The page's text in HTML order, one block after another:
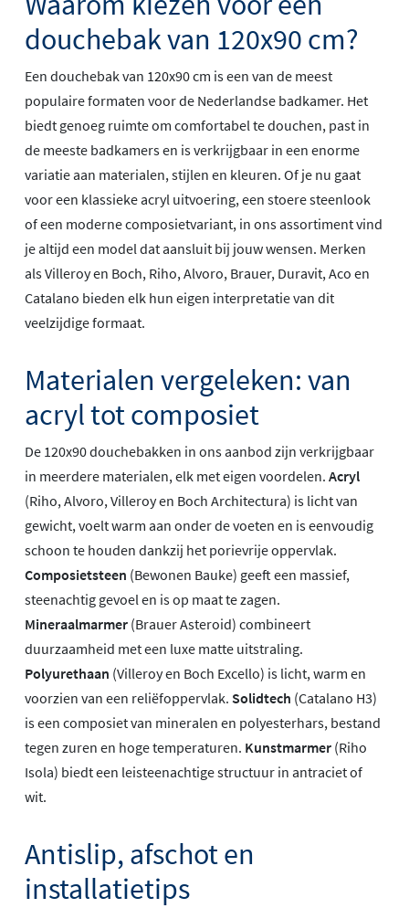
douchebak van 120x90 cm?
Een douchebak van 120x90 cm is een van de meest
populaire formaten voor de Nederlandse badkamer. Het
biedt genoeg ruimte om comfortabel te douchen, past in
de meeste badkamers en is verkrijgbaar in een enorme
variatie aan materialen, stijlen en kleuren. Of je nu gaat
voor een klassieke acryl uitvoering, een stoere steenlook
of een moderne composietvariant, in ons assortiment vind
je altijd een model dat aansluit bij jouw wensen. Merken
als Villeroy en Boch, Riho, Alvoro, Brauer, Duravit, Aco en
Catalano bieden elk hun eigen interpretatie van dit
veelzijdige formaat.
Materialen vergeleken: van
acryl tot composiet
De 120x90 douchebakken in ons aanbod zijn verkrijgbaar
in meerdere materialen, elk met eigen voordelen. Acryl
(Riho, Alvoro, Villeroy en Boch Architectura) is licht van
gewicht, voelt warm aan onder de voeten en is eenvoudig
schoon te houden dankzij het porievrije oppervlak.
Composietsteen (Bewonen Bauke) geeft een massief,
steenachtig gevoel en is op maat te zagen.
Mineraalmarmer (Brauer Asteroid) combineert
duurzaamheid met een luxe matte uitstraling.
Polyurethaan (Villeroy en Boch Excello) is licht, warm en
voorzien van een reliëfoppervlak. Solidtech (Catalano H3)
is een composiet van mineralen en polyesterhars, bestand
tegen zuren en hoge temperaturen. Kunstmarmer (Riho
Isola) biedt een leisteenachtige structuur in antraciet of
wit.
Antislip, afschot en
installatietips